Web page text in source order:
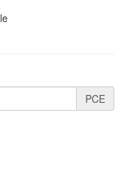
PCE